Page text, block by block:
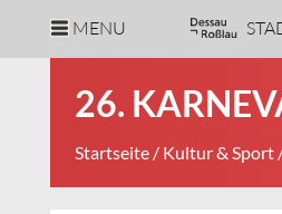
MENU
26.
Startseite / Kultur & Sport